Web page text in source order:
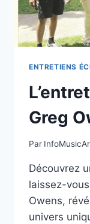
ENTRETIENS
Greg
Par
Découvrez
laissez-
Owens,
univers